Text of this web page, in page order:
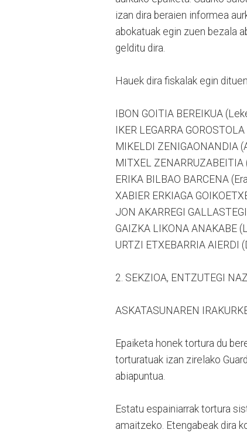
izan dira beraien informea
abokatuak egin zuen bezala
gelditu dira.
Hauek dira fiskalak egin
IBON GOITIA BEREIKUA
IKER LEGARRA
MIKELDI ZENIGAONANDIA
MITXEL
ERIKA BILBAO BARCENA
XABIER ERKIAGA
JON AKARREGI
GAIZKA LIKONA ANAKABE
URTZI ETXEBARRIA AIERDI
2. SEKZIOA, ENTZUTEGI
ASKATASUNAREN
Epaiketa honek tortura du
torturatuak izan zirelako
abiapuntua.
Estatu espainiarrak tortura
amaitzeko. Etengabeak dira